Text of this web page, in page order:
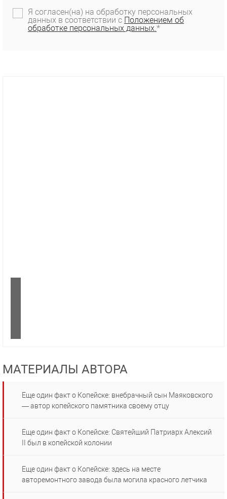
Я согласен(на) на обработку персональных
данных в соответствии с Положением об
обработке персональных данных. *
МАТЕРИАЛЫ АВТОРА
Еще один факт о Копейске: внебрачный сын Маяковского
— автор копейского памятника своему отцу
Еще один факт о Копейске: Святейший Патриарх Алексий
II был в копейской колонии
Еще один факт о Копейске: здесь на месте
авторемонтного завода была могила красного летчика